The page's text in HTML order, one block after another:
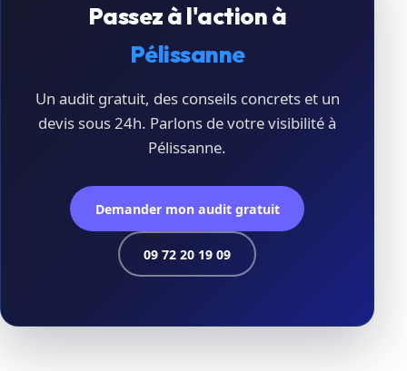
Passez à l'action à
Pélissanne
Un audit gratuit, des conseils concrets et un
devis sous 24h. Parlons de votre visibilité à
Pélissanne.
Demander mon audit gratuit
09 72 20 19 09